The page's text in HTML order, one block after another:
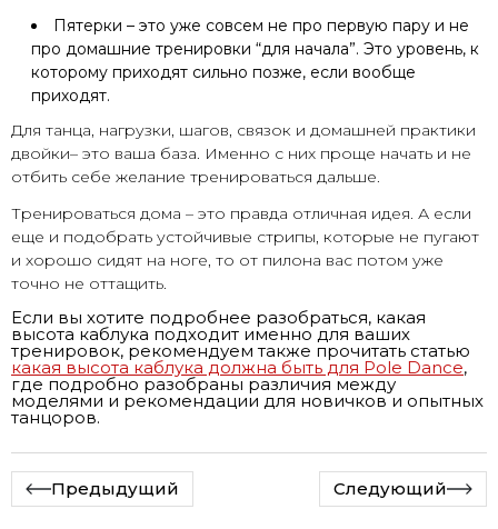
Пятерки – это уже совсем не про первую пару и не
про домашние тренировки “для начала”. Это уровень, к
которому приходят сильно позже, если вообще
приходят.
Для танца, нагрузки, шагов, связок и домашней практики
двойки– это ваша база. Именно с них проще начать и не
отбить себе желание тренироваться дальше.
Тренироваться дома – это правда отличная идея. А если
еще и подобрать устойчивые стрипы, которые не пугают
и хорошо сидят на ноге, то от пилона вас потом уже
точно не оттащить.
Если вы хотите подробнее разобраться, какая
высота каблука подходит именно для ваших
тренировок, рекомендуем также прочитать статью
какая высота каблука должна быть для Pole Dance,
где подробно разобраны различия между
моделями и рекомендации для новичков и опытных
танцоров.
Предыдущий Следующий